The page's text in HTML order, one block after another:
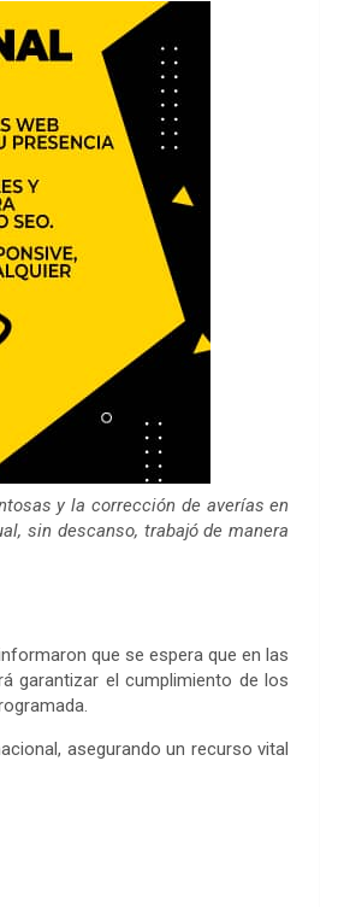
y la corrección de averías en
sin descanso, trabajó de manera
que se espera que en las
garantizar el cumplimiento de los
asegurando un recurso vital